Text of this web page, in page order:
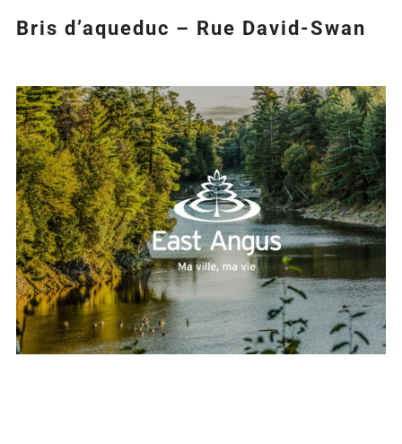
Bris d’aqueduc – Rue David-Swan
Agrandir
l&apos;image